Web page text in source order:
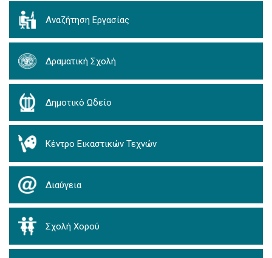
Αναζήτηση Εργασίας
Δραματική Σχολή
Δημοτικό Ωδείο
Κέντρο Εικαστικών Τεχνών
Διαύγεια
Σχολή Χορού